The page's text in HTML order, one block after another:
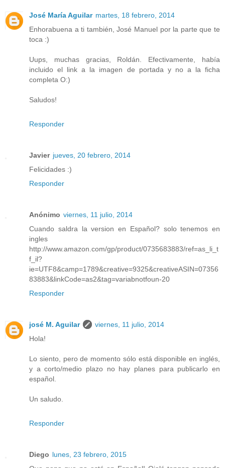
José María Aguilar martes, 18 febrero, 2014
Enhorabuena a ti también, José Manuel por la parte que te
toca :)
Uups, muchas gracias, Roldán. Efectivamente, había
incluido el link a la imagen de portada y no a la ficha
completa O:)
Saludos!
Responder
Javier jueves, 20 febrero, 2014
Felicidades :)
Responder
Anónimo viernes, 11 julio, 2014
Cuando saldra la version en Español? solo tenemos en
ingles
http://www.amazon.com/gp/product/0735683883/ref=as_li_t
f_il?
ie=UTF8&camp=1789&creative=9325&creativeASIN=07356
83883&linkCode=as2&tag=variabnotfoun-20
Responder
josé M. Aguilar
viernes, 11 julio, 2014
Hola!
Lo siento, pero de momento sólo está disponible en inglés,
y a corto/medio plazo no hay planes para publicarlo en
español.
Un saludo.
Responder
Diego lunes, 23 febrero, 2015